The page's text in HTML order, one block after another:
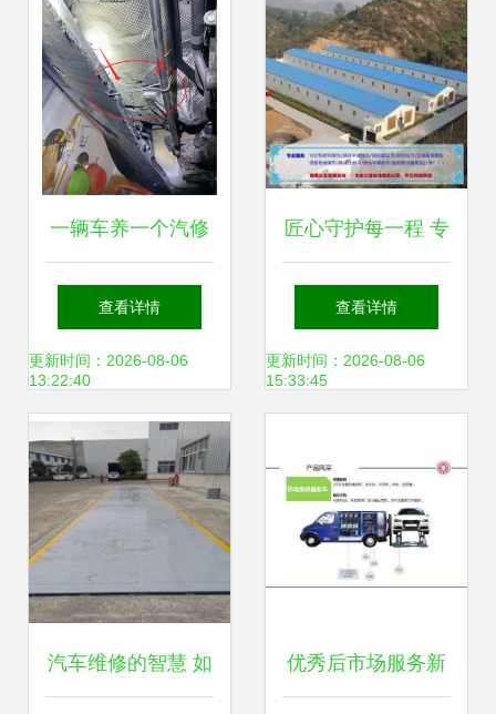
一辆车养一个汽修
厂 探究汽车维修的
成本逻辑与商业模
式
查看详情
更新时间：2026-08-06
13:22:40
匠心守护每一程 专
访佛山市南海区西
樵三友汽车轮胎维
查看详情
更新时间：2026-08-06
15:33:45
汽车维修的智慧 如 优秀后市场服务新